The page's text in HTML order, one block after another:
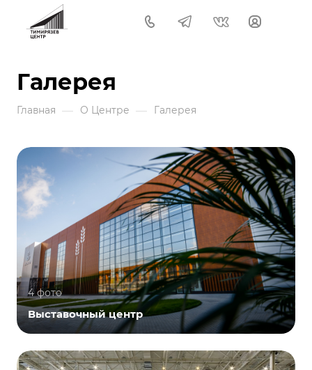
Галерея
Главная — О Центре — Галерея
4 фото
Выставочный центр